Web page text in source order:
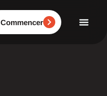
Commencer